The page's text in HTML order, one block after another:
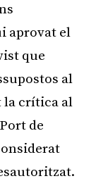
aprovat el
que
al
la crítica al
de